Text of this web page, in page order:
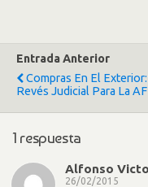
Entrada Anterior
Compras En El Exterior:
Revés Judicial Para La
1 respuesta
Alfonso
26/02/2015